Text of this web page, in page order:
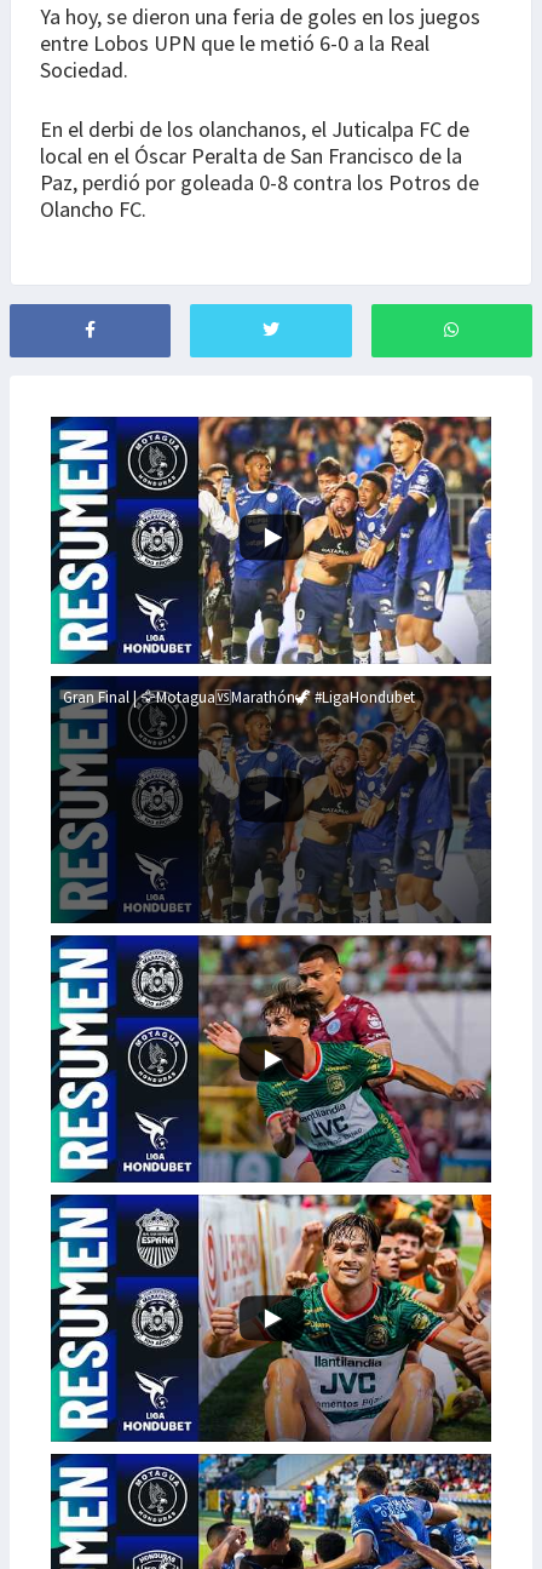
Ya hoy, se dieron una feria de goles en los juegos
entre Lobos UPN que le metió 6-0 a la Real
Sociedad.
En el derbi de los olanchanos, el Juticalpa FC de
local en el Óscar Peralta de San Francisco de la
Paz, perdió por goleada 0-8 contra los Potros de
Olancho FC.
Gran Final | 🦅Motagua🆚Marathón🦖 #LigaHondubet